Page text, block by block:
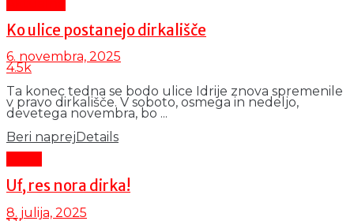
Ko ulice postanejo dirkališče
6. novembra, 2025
4.5k
Ta konec tedna se bodo ulice Idrije znova spremenile
v pravo dirkališče. V soboto, osmega in nedeljo,
devetega novembra, bo ...
Beri naprej Details
Uf, res nora dirka!
8. julija, 2025